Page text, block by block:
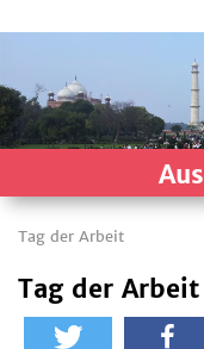
Tag der Arbeit
Tag der Arbeit